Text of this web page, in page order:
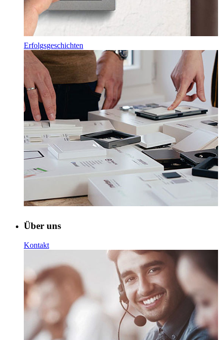
Erfolgsgeschichten
Über uns
Kontakt